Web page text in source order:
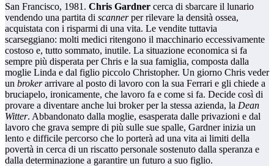
San Francisco, 1981. Chris Gardner cerca di sbarcare il lunario
vendendo una partita di scannerper rilevare la densità ossea,
acquistata con i risparmi di una vita. Le vendite tuttavia
scarseggiano: molti medici ritengono il macchinario eccessivamente
costoso e, tutto sommato, inutile. La situazione economica si fa
sempre più disperata per Chris e la sua famiglia, composta dalla
moglie Linda e dal figlio piccolo Christopher. Un giorno Chris veder
un brokerarrivare al posto di lavoro con la sua Ferrari e gli chiede a
bruciapelo, ironicamente, che lavoro fa e come si fa. Decide così di
provare a diventare anche lui broker per la stessa azienda, la Dean
Witter. Abbandonato dalla moglie, esasperata dalle privazioni e dal
lavoro che grava sempre di più sulle sue spalle, Gardner inizia un
lento e difficile percorso che lo porterà ad una vita ai limiti della
povertà in cerca di un riscatto personale sostenuto dalla speranza e
dalla determinazione a garantire un futuro a suo figlio.